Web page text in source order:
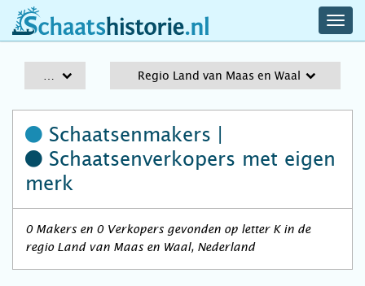
schaatshistorie.nl
Regio Land van Maas en Waal
Schaatsenmakers |
Schaatsenverkopers met eigen
merk
0 Makers en 0 Verkopers gevonden op letter K in de
regio Land van Maas en Waal, Nederland